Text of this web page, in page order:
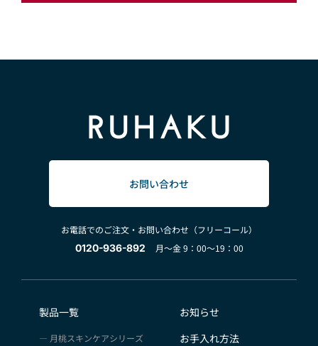
お問い合わせ
お電話でのご注文・お問い合わせ（フリーコール）
0120-936-892
月～金 9：00～19：00
製品一覧
月桃スキンケアシリーズ
お知らせ
お手入れ方法